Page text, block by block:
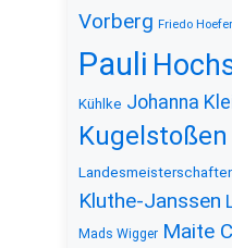
Vorberg Friedo Hoefer
Pauli
Kühlke Johanna
Kugelstoßen
Kluthe-Janssen
Mads Wigger Maite